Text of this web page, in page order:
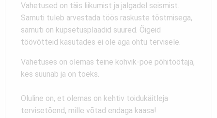
Vahetused on täis liikumist ja jalgadel seismist.
Samuti tuleb arvestada töös raskuste tõstmisega,
samuti on küpsetusplaadid suured. Õigeid
töövõtteid kasutades ei ole aga ohtu tervisele.
Vahetuses on olemas teine kohvik-poe põhitöötaja,
kes suunab ja on toeks.
Oluline on, et olemas on kehtiv toidukäitleja
tervisetõend, mille võtad endaga kaasa!